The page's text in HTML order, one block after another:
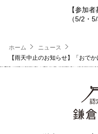
【参加
（5/2・
ホーム
ニュース
【雨天中止のお知らせ】「おで